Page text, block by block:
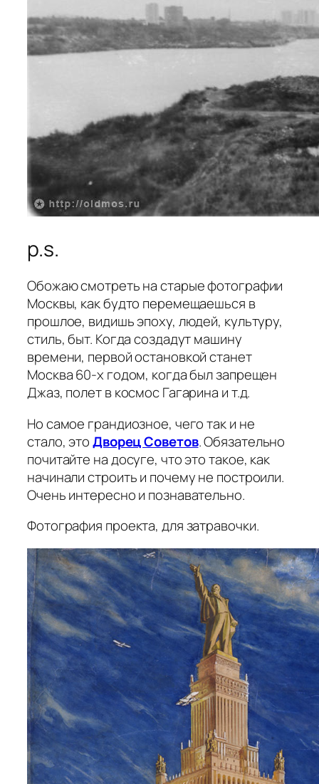
p.s.
Обожаю смотреть на старые фотографии
Москвы, как будто перемещаешься в
прошлое, видишь эпоху, людей, культуру,
стиль, быт. Когда создадут машину
времени, первой остановкой станет
Москва 60-х годом, когда был запрещен
Джаз, полет в космос Гагарина и т.д.
Но самое грандиозное, чего так и не
стало, этоДворец Советов. Обязательно
почитайте на досуге, что это такое, как
начинали строить и почему не построили.
Очень интересно и познавательно.
Фотография проекта, для затравочки.